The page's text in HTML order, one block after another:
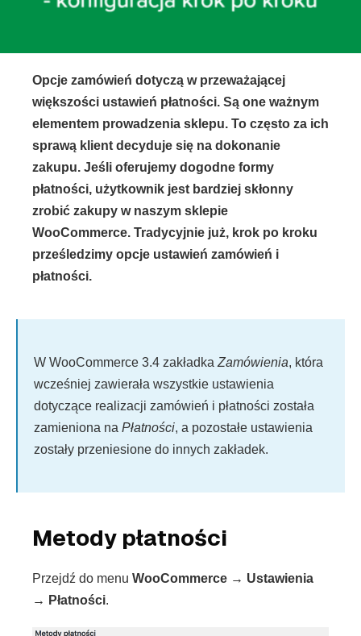
Opcje zamówień dotyczą w przeważającej
większości ustawień płatności. Są one ważnym
elementem prowadzenia sklepu. To często za ich
sprawą klient decyduje się na dokonanie
zakupu. Jeśli oferujemy dogodne formy
płatności, użytkownik jest bardziej skłonny
zrobić zakupy w naszym sklepie
WooCommerce. Tradycyjnie już, krok po kroku
prześledzimy opcje ustawień zamówień i
płatności.
W WooCommerce 3.4 zakładka Zamówienia, która
wcześniej zawierała wszystkie ustawienia
dotyczące realizacji zamówień i płatności została
zamieniona na Płatności, a pozostałe ustawienia
zostały przeniesione do innych zakładek.
Metody płatności
Przejdź do menu WooCommerce → Ustawienia
→ Płatności.